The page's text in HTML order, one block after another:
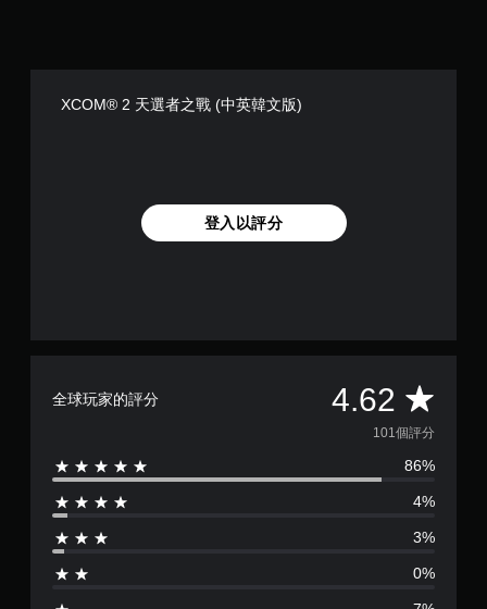
XCOM® 2 天選者之戰 (中英韓文版)
登入以評分
全球玩家的評分 4.62 平
均
評
分
4
101個評分
86%
4%
3%
0%